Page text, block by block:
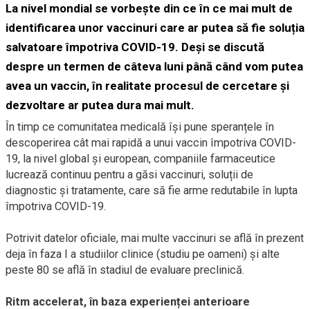
La nivel mondial se vorbește din ce în ce mai mult de
identificarea unor vaccinuri care ar putea să fie soluția
salvatoare împotriva COVID-19. Deși se discută
despre un termen de câteva luni până când vom putea
avea un vaccin, în realitate procesul de cercetare și
dezvoltare ar putea dura mai mult.
În timp ce comunitatea medicală își pune speranțele în
descoperirea cât mai rapidă a unui vaccin împotriva COVID-
19, la nivel global și european, companiile farmaceutice
lucrează continuu pentru a găsi vaccinuri, soluții de
diagnostic și tratamente, care să fie arme redutabile în lupta
împotriva COVID-19.
Potrivit datelor oficiale, mai multe vaccinuri se află în prezent
deja în faza I a studiilor clinice (studiu pe oameni) și alte
peste 80 se află în stadiul de evaluare preclinică.
Ritm accelerat, în baza experienței anterioare